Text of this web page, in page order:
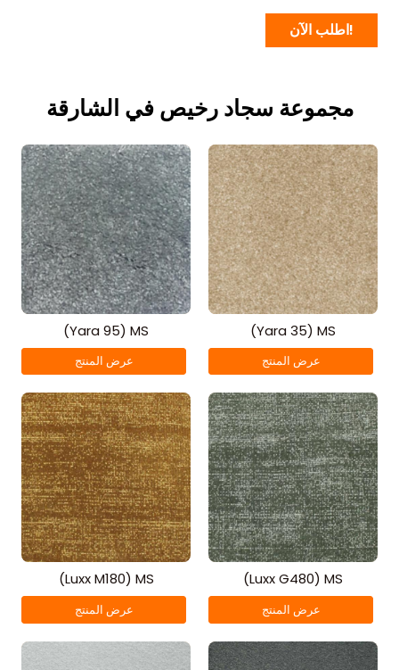
!اطلب الآن
مجموعة سجاد رخيص في الشارقة
(Yara 95) MS
عرض المنتج
(Yara 35) MS
عرض المنتج
(Luxx M180) MS
عرض المنتج
(Luxx G480) MS
عرض المنتج